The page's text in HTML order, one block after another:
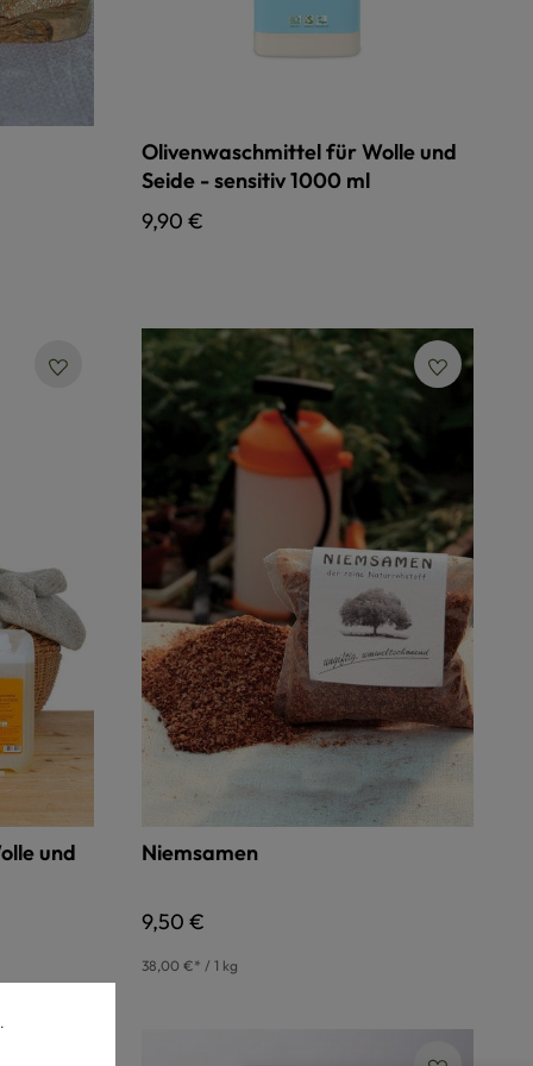
Olivenwaschmittel für Wolle und
Seide - sensitiv 1000 ml
Regulärer Preis:
9,90 €
und
Niemsamen
Regulärer Preis:
9,50 €
38,00 €* / 1 kg